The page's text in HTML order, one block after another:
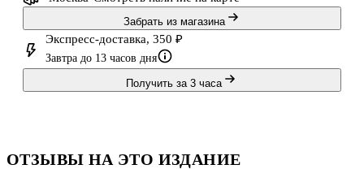
Забрать из магазина
Экспресс-доставка, 350 ₽
Завтра до 13 часов дня
Получить за 3 часа
ОТЗЫВЫ НА ЭТО ИЗДАНИЕ